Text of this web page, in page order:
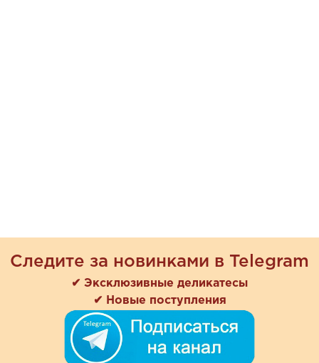
Следите за новинками в Telegram
✔ Эксклюзивные деликатесы
✔ Новые поступления